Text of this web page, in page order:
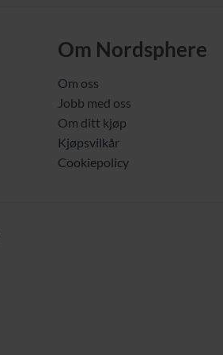
Om Nordsphere
Om oss
Jobb med oss
Om ditt kjøp
Kjøpsvilkår
Cookiepolicy